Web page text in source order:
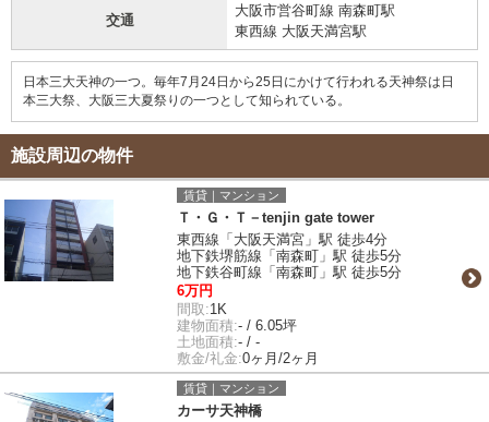
交通
大阪市営谷町線 南森町駅
東西線 大阪天満宮駅
日本三大天神の一つ。毎年7月24日から25日にかけて行われる天神祭は日
本三大祭、大阪三大夏祭りの一つとして知られている。
施設周辺の物件
賃貸｜マンション
Ｔ・Ｇ・Ｔ－tenjin gate tower
東西線「大阪天満宮」駅 徒歩4分
地下鉄堺筋線「南森町」駅 徒歩5分
地下鉄谷町線「南森町」駅 徒歩5分
6万円
間取:1K
建物面積:- / 6.05坪
土地面積:- / -
敷金/礼金:0ヶ月/2ヶ月
賃貸｜マンション
カーサ天神橋